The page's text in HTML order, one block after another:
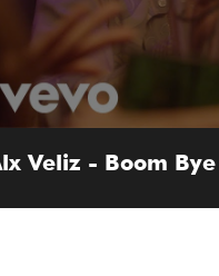
Veliz - Boom